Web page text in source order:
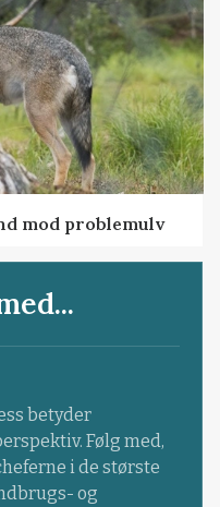
mod problemulv
betyder
Følg med,
i de største
og